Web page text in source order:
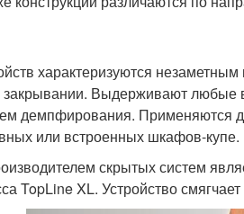
характеризуются
Выдерживают любые
демпфирования. Применяются
или встроенных шкафов-купе.
скрытых систем
TopLine XL. Устройство